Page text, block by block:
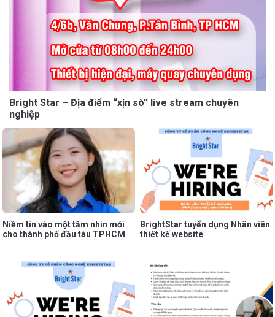
Bright Star – Địa điểm “xịn sò” live stream chuyên
nghiệp
Niềm tin vào một tầm nhìn mới
cho thành phố đầu tàu TPHCM
BrightStar tuyển dụng Nhân viên
thiết kế website